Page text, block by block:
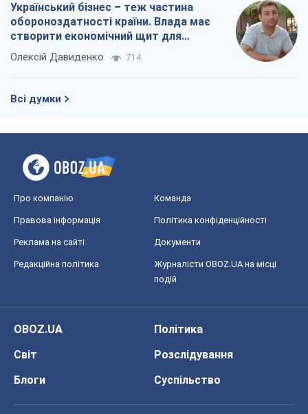
Український бізнес – теж частина
обороноздатності країни. Влада має
створити економічний щит для
компаній
Олексій Давиденко 714
Всі думки
Про компанію Команда
Правова інформація Політика конфіденційності
Реклама на сайті Документи
Редакційна політика
Журналісти OBOZ.UA на місці
подій
OBOZ.UA
Політика
Світ
Розслідування
Блоги
Суспільство